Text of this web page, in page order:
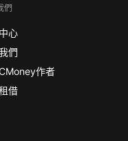
們
心
們
作者
借